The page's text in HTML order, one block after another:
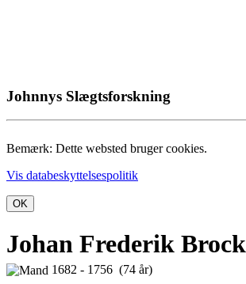
Johnnys Slægtsforskning
Bemærk: Dette websted bruger cookies.
Vis databeskyttelsespolitik
OK
Johan Frederik
1682 - 1756 (74 år)